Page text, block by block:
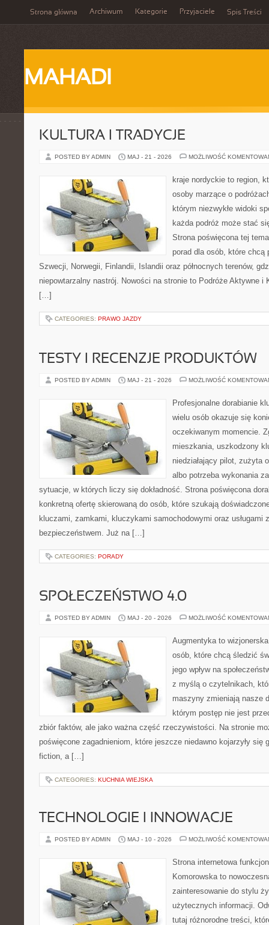
Strona główna Archiwum Kategorie Przyjaciele Spis Treści
MAHADI
KULTURA I TRADYCJE
POSTED BY ADMIN MAJ - 21 - 2026 MOŻLIWOŚĆ
kraje nordyckie to region,
osoby marzące o
którym niezwykłe widoki
każda podróż może stać
Strona poświęcona tej
porad dla osób, które chcą
Szwecji, Norwegii, Finlandii, Islandii oraz północnych terenów,
niepowtarzalny nastrój. Nowości na stronie to Podróże Aktywne i
[…]
CATEGORIES: PRAWO JAZDY
TESTY I RECENZJE PRODUKTÓW
POSTED BY ADMIN MAJ - 21 - 2026 MOŻLIWOŚĆ
Profesjonalne dorabianie
wielu osób okazuje się
oczekiwanym momencie.
mieszkania, uszkodzony
niedziałający pilot, zużyta
albo potrzeba wykonania
sytuacje, w których liczy się dokładność. Strona poświęcona
konkretną ofertę skierowaną do osób, które szukają
kluczami, zamkami, kluczykami samochodowymi oraz usługami
bezpieczeństwem. Już na […]
CATEGORIES: PORADY
SPOŁECZEŃSTWO 4.0
POSTED BY ADMIN MAJ - 20 - 2026 MOŻLIWOŚĆ
Augmentyka to
osób, które chcą śledzić
jego wpływ na
z myślą o czytelnikach,
maszyny zmieniają nasze
którym postęp nie jest
zbiór faktów, ale jako ważna część rzeczywistości. Na stronie
poświęcone zagadnieniom, które jeszcze niedawno kojarzyły się
fiction, a […]
CATEGORIES: KUCHNIA WIEJSKA
TECHNOLOGIE I INNOWACJE
POSTED BY ADMIN MAJ - 10 - 2026 MOŻLIWOŚĆ
Strona internetowa
Komorowska to
zainteresowanie do stylu
użytecznych informacji.
tutaj różnorodne treści,